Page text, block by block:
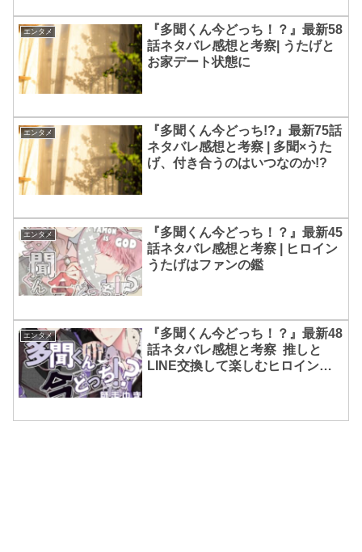
エンタメ
『多聞くん今どっち！？』最新58
話ネタバレ感想と考察| うたげと
お家デート状態に
エンタメ
『多聞くん今どっち!?』最新75話
ネタバレ感想と考察 | 多聞×うた
げ、付き合うのはいつなのか!?
エンタメ
『多聞くん今どっち！？』最新45
話ネタバレ感想と考察 | ヒロイン
うたげはファンの鑑
エンタメ
『多聞くん今どっち！？』最新48
話ネタバレ感想と考察 推しと
LINE交換して楽しむヒロインう